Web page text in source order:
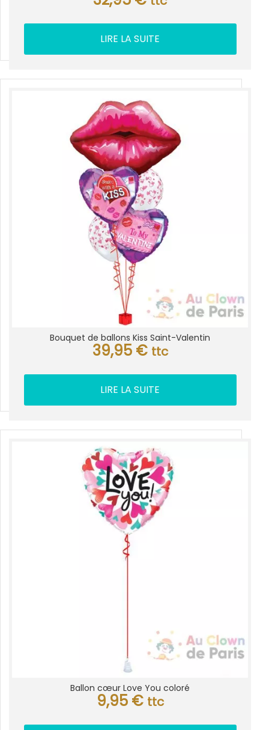
LIRE LA SUITE
Bouquet de ballons Kiss Saint-Valentin
39,95 € ttc
LIRE LA SUITE
Ballon cœur Love You coloré
9,95 € ttc